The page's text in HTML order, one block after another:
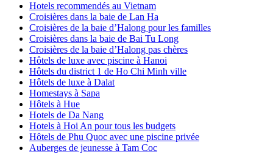
Hotels recommendés au Vietnam
Croisières dans la baie de Lan Ha
Croisières de la baie d’Halong pour les familles
Croisières dans la baie de Bai Tu Long
Croisières de la baie d’Halong pas chères
Hôtels de luxe avec piscine à Hanoi
Hôtels du district 1 de Ho Chi Minh ville
Hôtels de luxe à Dalat
Homestays à Sapa
Hôtels à Hue
Hotels de Da Nang
Hotels à Hoi An pour tous les budgets
Hôtels de Phu Quoc avec une piscine privée
Auberges de jeunesse à Tam Coc